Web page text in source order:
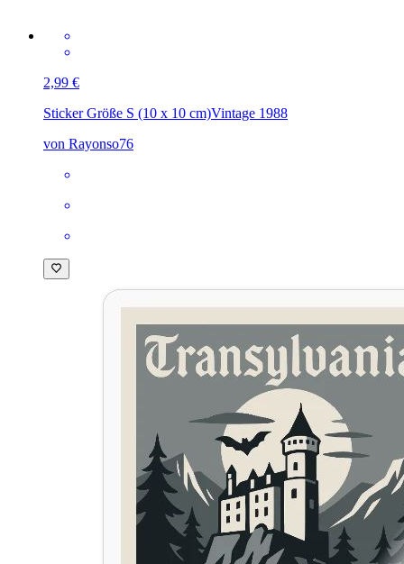
2,99 €
Sticker Größe S (10 x 10 cm)Vintage 1988
von Rayonso76